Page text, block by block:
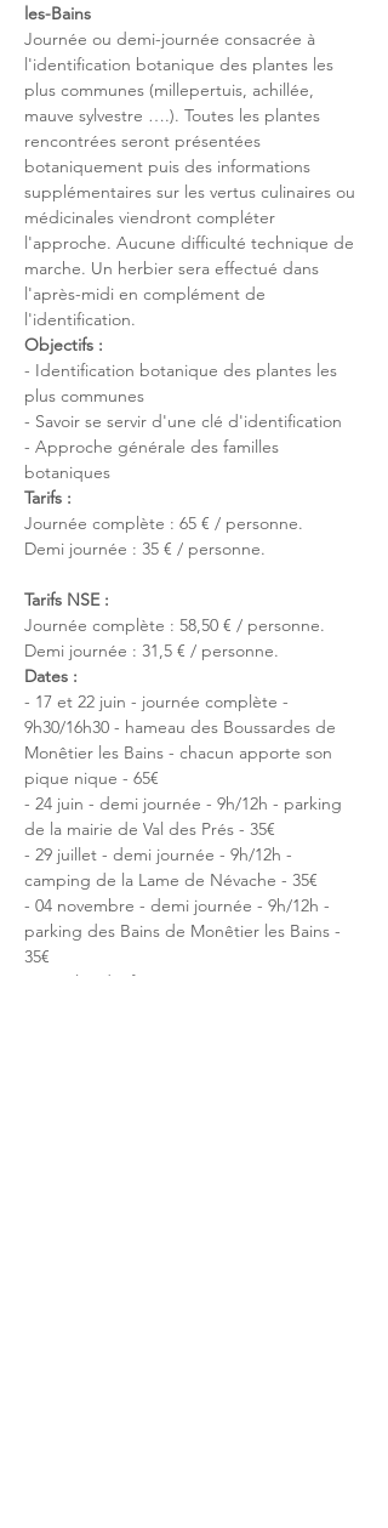
les-Bains
Journée ou demi-journée consacrée à
l'identification botanique des plantes les
plus communes (millepertuis, achillée,
mauve sylvestre ….). Toutes les plantes
rencontrées seront présentées
botaniquement puis des informations
supplémentaires sur les vertus culinaires ou
médicinales viendront compléter
l'approche. Aucune difficulté technique de
marche. Un herbier sera effectué dans
l'après-midi en complément de
l'identification.
Objectifs :
- Identification botanique des plantes les
plus communes
- Savoir se servir d'une clé d'identification
- Approche générale des familles
botaniques
Tarifs :
Journée complète : 65 € / personne.
Demi journée : 35 € / personne.
Tarifs NSE :
Journée complète : 58,50 € / personne.
Demi journée : 31,5 € / personne.
Dates :
- 17 et 22 juin - journée complète -
9h30/16h30 - hameau des Boussardes de
Monêtier les Bains - chacun apporte son
pique nique - 65€
- 24 juin - demi journée - 9h/12h - parking
de la mairie de Val des Prés - 35€
- 29 juillet - demi journée - 9h/12h -
camping de la Lame de Névache - 35€
- 04 novembre - demi journée - 9h/12h -
parking des Bains de Monêtier les Bains -
35€
Pour plus d'informations :